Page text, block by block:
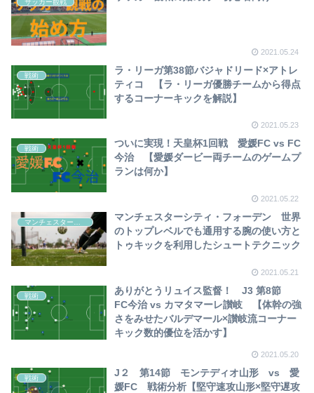
サッカー観戦
2021.05.24
戦術
ラ・リーガ第38節バジャドリード×アトレ
ティコ 【ラ・リーガ優勝チームから得点
するコーナーキックを解説】
2021.05.23
戦術
ついに実現！天皇杯1回戦 愛媛FC vs FC
今治 【愛媛ダービー両チームのゲームプ
ランは何か】
2021.05.22
マンチェスターシティ
マンチェスターシティ・フォーデン 世界
のトップレベルでも通用する腕の使い方と
トゥキックを利用したシュートテクニック
2021.05.21
戦術
ありがとうリュイス監督！ J3 第8節
FC今治 vs カマタマーレ讃岐 【体幹の強
さをみせたバルデマール×讃岐流コーナー
キック数的優位を活かす】
2021.05.20
戦術
J２ 第14節 モンテディオ山形 vs 愛
媛FC 戦術分析【堅守速攻山形×堅守遅攻